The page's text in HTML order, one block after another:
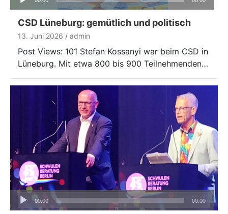
CSD Lüneburg: gemütlich und politisch
13. Juni 2026 admin
Post Views: 101 Stefan Kossanyi war beim CSD in
Lüneburg. Mit etwa 800 bis 900 Teilnehmenden…
Audio-
Player
00:00 00:00